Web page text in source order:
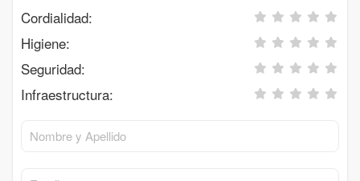
Cordialidad:
Higiene:
Seguridad:
Infraestructura: